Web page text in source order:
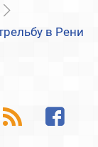
в Рени